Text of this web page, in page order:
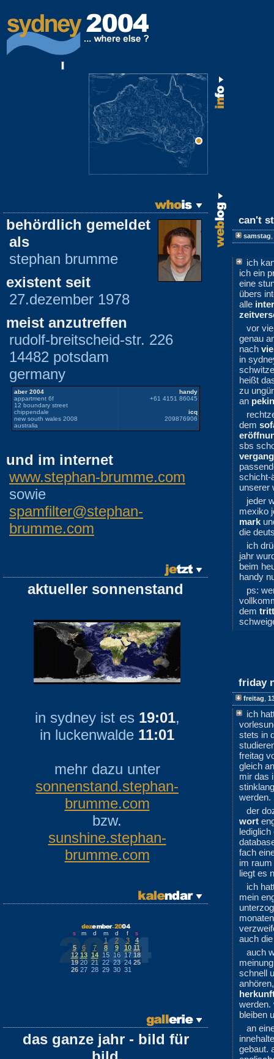
behördlich gemeldet
als
stephan brumme
existent seit
27.dezember 1978
meist anzutreffen
rudolf-breitscheid-str. 226
14482 potsdam
germany
aber 2004
appartment 6f
12 boundary street
chippendale
new south wales 2008
australia
handy
+61 4151 86045
icq
209876906
und im internet
www.stephan-brumme.com
sowie
spamfilter@stephan-
brumme.com
aktueller sonnenstand
in sydney ist es 19:01,
in luckenwalde 11:01
mehr dazu unter
sonnenstand.stephan-
brumme.com
bzw.
sunshine.stephan-
brumme.com
s m d m d f s
1 2 3
4
5
6 7 8 9 10 11
12 13 14 15 16 17 18
19 20 21 22 23 24 25
26 27 28 29 30 31
das ganze jahr - bild für
can't
samstag
ich
ich ein
eine
übers
alle
vor
genau
nach
in
heißt
zu
an
dem
sbs
schicht-
unserer
jeder
mexiko
mark
die
ich
jahr
beim
handy
ps:
dem tritt
friday
freitag
ich
stets in
freitag
gleich
mir das
werden.
der
wort
fach
im
liegt es
ich
mein
auch
auch
schnell
werden.
bleiben
an
gebaut.